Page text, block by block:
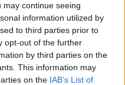
continue seeing
information utilized by
to third parties prior to
opt-out of the further
by third parties on the
This information may
on the IAB’s List of
podrá inscribirse en
. El resto de
lista de espera.